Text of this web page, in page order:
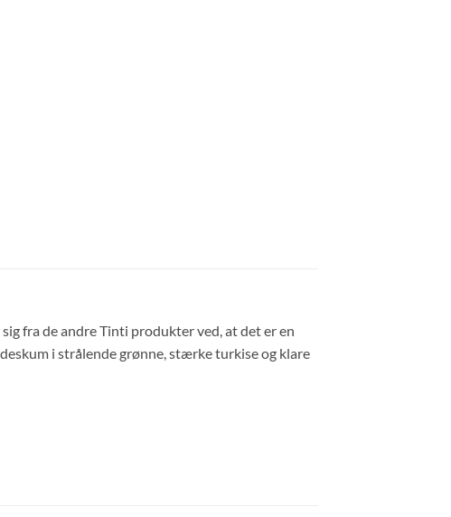
fra de andre Tinti produkter ved, at det er en
i strålende grønne, stærke turkise og klare